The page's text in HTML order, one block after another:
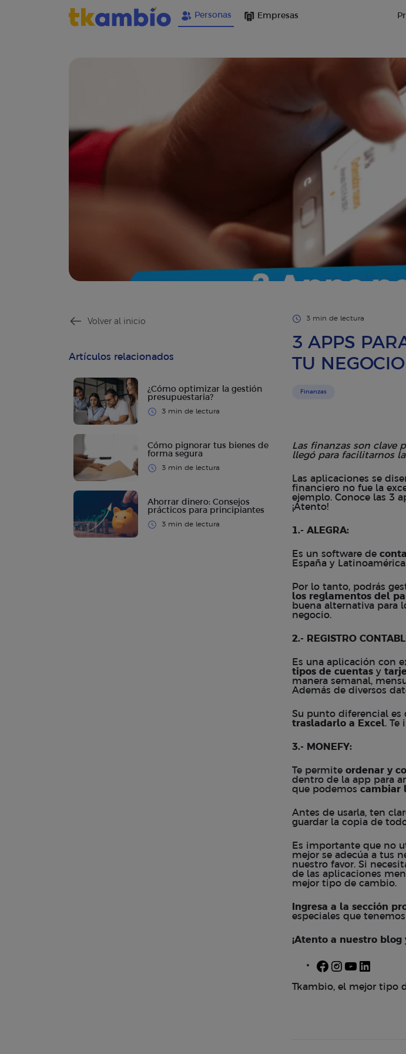
Personas Empresas
Volver al inicio
Artículos relacionados
¿Cómo optimizar la gestión
presupuestaria?
3 min de lectura
Cómo pignorar tus bienes de
forma segura
3 min de lectura
Ahorrar dinero: Consejos
prácticos para principiantes
3 min de lectura
3 min de lectura
3 APPS
TU NEGOCIO
Finanzas
Las finanzas son clave
llegó para facilitarnos
Las aplicaciones se
financiero no fue la
ejemplo. Conoce las 3
¡Atento!
1.- ALEGRA:
Es un software de
España y
Por lo tanto, podrás
los reglamentos del
buena alternativa para
negocio.
2.- REGISTRO
Es una aplicación con
tipos de cuentas y
manera semanal,
Además de diversos
Su punto diferencial es
trasladarlo a Excel. Te
3.- MONEFY:
Te permite ordenar y
dentro de la app para
que podemos cambiar
Antes de usarla, ten
guardar la copia de
Es importante que no
mejor se adecúa a tus
nuestro favor. Si
de las aplicaciones
mejor tipo de cambio.
Ingresa a la sección
especiales que
¡Atento a nuestro blog
Facebook
Instagram
YouTube
Tkambio, el mejor tipo